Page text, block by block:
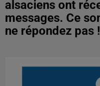
alsaciens ont
messages. Ce
ne répondez pas !